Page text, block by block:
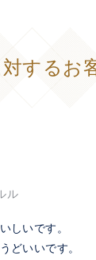
するお
ル
しいです。
どいいです。